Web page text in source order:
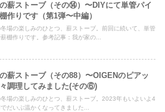
薪ストーブ（その⑭）〜DIYにて単管パイ
作りです（第1弾〜中編）
場の楽しみのひとつ、薪ストーブ。前回に続いて、単管
棚作りです。参考記事：我が家の...
薪ストーブ（その88）〜OIGENのピアッ
々調理してみました(その⑥)
場の楽しみのひとつ、薪ストーブ。2023年もいよいよ4
だいぶ温かくなってきました...